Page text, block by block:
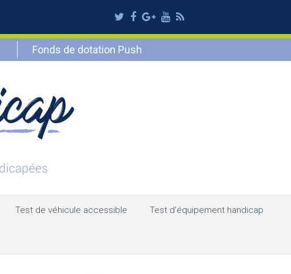
Twitter
Facebook
Google
Plus
Youtube
RSS
Fonds de dotation Push
Test de véhicule accessible Test d’équipement handicap